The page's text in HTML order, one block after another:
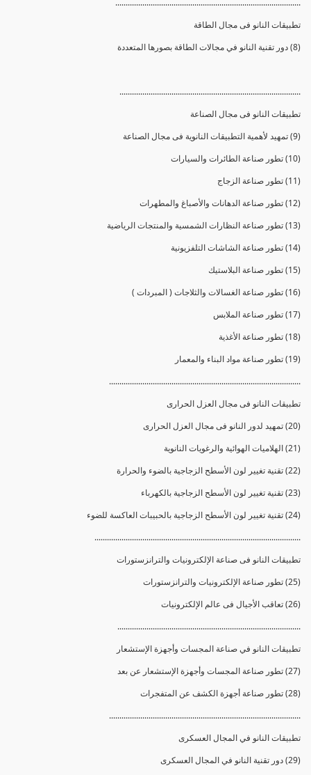
تطبيقات النانو فى مجال الطاقة
(8) دور تقنية النانو في مجالات الطاقة بصورها المتعددة
.......................................................................................
تطبيقات النانو فى مجال الصناعة
(9) تمهيد لأهمية التطبيقات النانوية فى مجال الصناعة
(10) تطور صناعة الطائرات والسيارات
(11) تطور صناعة الزجاج
(12) تطور صناعة الدهانات والأصباغ والمطهرات
(13) تطور صناعة النظارات الشمسية والمنتجات الرياضية
(14) تطور صناعة الشاشات التلفزيونية
(15) تطور صناعة البلاستيك
(16) تطور صناعة الغسالات والثلاجات ( المبردات )
(17) تطور صناعة الملابس
(18) تطور صناعة الأغذية
(19) تطور صناعة مواد البناء والمعمار
............................................................................................
تطبيقات النانو فى مجال العزل الحرارى
(20) تمهيد لدور النانو فى مجال العزل الحرارى
(21) الهلاميات الهوائية والرغويات النانوية
(22) تقنية تغيير لون الأسطح الزجاجية بالضوء والحرارة
(23) تقنية تغيير لون الأسطح الزجاجية بالكهرباء
(24) تقنية تغيير لون الأسطح الزجاجية بالحبيبات العاكسة للضوء
...................................................................................................
تطبيقات النانو فى صناعة الإلكترونيات والترانزستورات
(25) تطور صناعة الإلكترونيات والترانزستورات
(26) تعاقب الأجيال فى عالم الإلكترونيات
........................................................................................
تطبيقات النانو في صناعة المجسات وأجهزة الإستشعار
(27) تطور صناعة المجسات وأجهزة الإستشعار عن بعد
(28) تطور صناعة أجهزة الكشف عن المتفجرات
............................................................................................
تطبيقات النانو في المجال العسكرى
(29) دور تقنية النانو في المجال العسكرى